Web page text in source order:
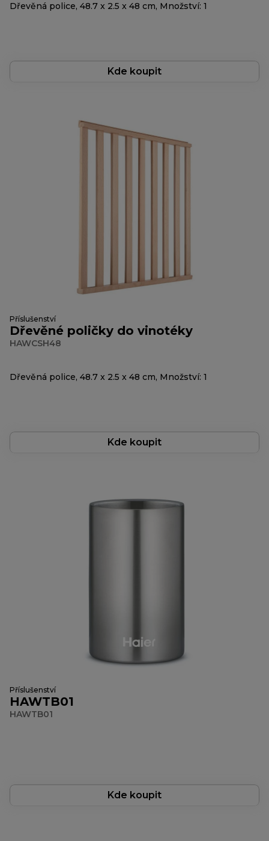
Dřevěná police, 48.7 x 2.5 x 48 cm, Množství: 1
Kde koupit
Příslušenství
Dřevěné poličky do vinotéky
HAWCSH48
Dřevěná police, 48.7 x 2.5 x 48 cm, Množství: 1
Kde koupit
Příslušenství
HAWTB01
HAWTB01
Kde koupit